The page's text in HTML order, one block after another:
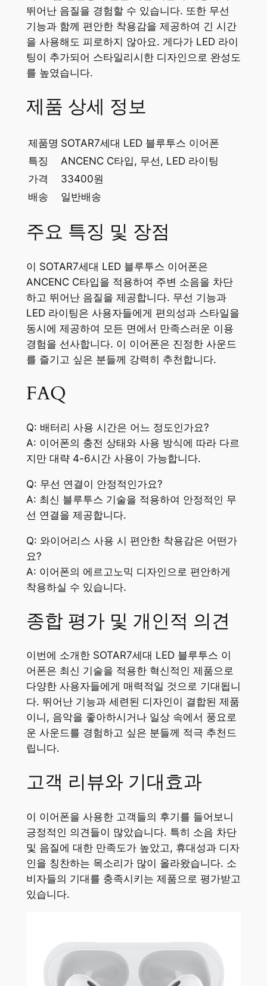
뛰어난 음질을 경험할 수 있습니다. 또한 무선
기능과 함께 편안한 착용감을 제공하여 긴 시간
을 사용해도 피로하지 않아요. 게다가 LED 라이
팅이 추가되어 스타일리시한 디자인으로 완성도
를 높였습니다.
제품 상세 정보
제품명 SOTAR7세대 LED 블루투스 이어폰
특징
ANCENC C타입, 무선, LED 라이팅
가격
33400원
배송
일반배송
주요 특징 및 장점
이 SOTAR7세대 LED 블루투스 이어폰은
ANCENC C타입을 적용하여 주변 소음을 차단
하고 뛰어난 음질을 제공합니다. 무선 기능과
LED 라이팅은 사용자들에게 편의성과 스타일을
동시에 제공하여 모든 면에서 만족스러운 이용
경험을 선사합니다. 이 이어폰은 진정한 사운드
를 즐기고 싶은 분들께 강력히 추천합니다.
FAQ
Q: 배터리 사용 시간은 어느 정도인가요?
A: 이어폰의 충전 상태와 사용 방식에 따라 다르
지만 대략 4-6시간 사용이 가능합니다.
Q: 무선 연결이 안정적인가요?
A: 최신 블루투스 기술을 적용하여 안정적인 무
선 연결을 제공합니다.
Q: 와이어리스 사용 시 편안한 착용감은 어떤가
요?
A: 이어폰의 에르고노믹 디자인으로 편안하게
착용하실 수 있습니다.
종합 평가 및 개인적 의견
이번에 소개한 SOTAR7세대 LED 블루투스 이
어폰은 최신 기술을 적용한 혁신적인 제품으로
다양한 사용자들에게 매력적일 것으로 기대됩니
다. 뛰어난 기능과 세련된 디자인이 결합된 제품
이니, 음악을 좋아하시거나 일상 속에서 풍요로
운 사운드를 경험하고 싶은 분들께 적극 추천드
립니다.
고객 리뷰와 기대효과
이 이어폰을 사용한 고객들의 후기를 들어보니
긍정적인 의견들이 많았습니다. 특히 소음 차단
및 음질에 대한 만족도가 높았고, 휴대성과 디자
인을 칭찬하는 목소리가 많이 올라왔습니다. 소
비자들의 기대를 충족시키는 제품으로 평가받고
있습니다.